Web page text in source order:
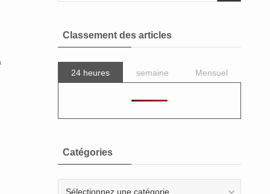
Classement des articles
24 heures semaine Mensuel
Catégories